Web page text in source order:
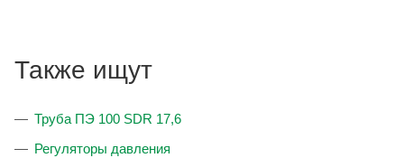
Также ищут
Труба ПЭ 100 SDR 17,6
Регуляторы давления